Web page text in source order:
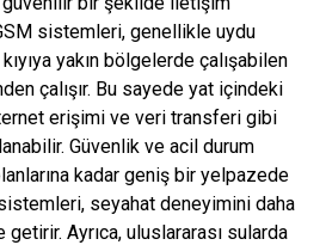
sistemleri, genellikle uydu
yakın bölgelerde çalışabilen
çalışır. Bu sayede yat içindeki
erişimi ve veri transferi gibi
Güvenlik ve acil durum
kadar geniş bir yelpazede
seyahat deneyimini daha
Ayrıca, uluslararası sularda